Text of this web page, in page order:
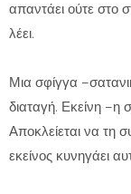
απαντάει ούτε στο
λέει.
Μια σφίγγα
διαταγή. Εκείνη –η
Αποκλείεται να τη
εκείνος κυνηγάει